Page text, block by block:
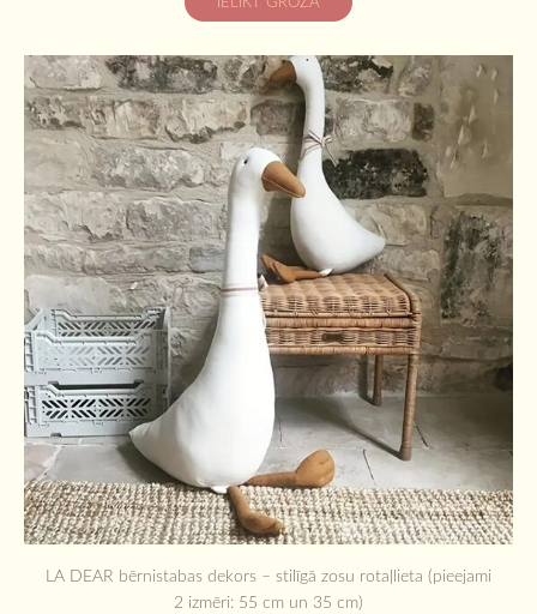
LA DEAR bērnistabas dekors – stilīgā zosu rotaļlieta (pieejami
2 izmēri: 55 cm un 35 cm)